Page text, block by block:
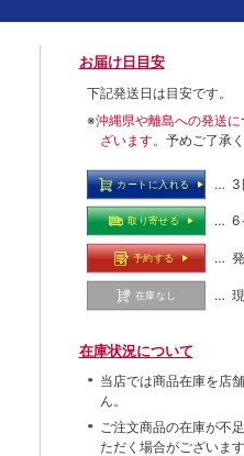
お届け日目安
下記発送日は目安です。
※沖縄県や離島への発送
ざいます。 予めご了承く
カートに入れる … 3
取り寄せる … 6
予約する … 発
在庫なし … 現
在庫状況について
当店では商品在庫を店
ん。
ご注文商品の在庫が不
ただく場合がございます